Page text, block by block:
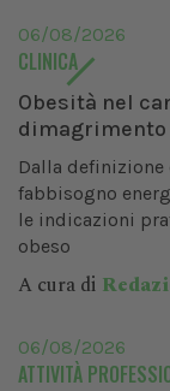
06/08/2026
CLINICA
Obesità nel
dimagrimento
Dalla
fabbisogno
le indicazioni
obeso
A cura di
06/08/2026
ATTIVITÀ